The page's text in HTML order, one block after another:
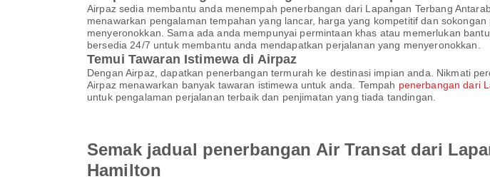
Airpaz sedia membantu anda menempah penerbangan dari Lapangan Terbang
menawarkan pengalaman tempahan yang lancar, harga yang kompetitif dan
menyeronokkan. Sama ada anda mempunyai permintaan khas atau memerlukan
bersedia 24/7 untuk membantu anda mendapatkan perjalanan yang menyeronokkan.
Temui Tawaran Istimewa di Airpaz
Dengan Airpaz, dapatkan penerbangan termurah ke destinasi impian anda. Nikmati
Airpaz menawarkan banyak tawaran istimewa untuk anda. Tempah penerbangan dari
untuk pengalaman perjalanan terbaik dan penjimatan yang tiada tandingan.
Semak jadual penerbangan Air Transat dari
Hamilton